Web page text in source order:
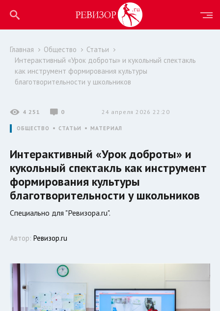
Главная Общество
Статьи
Интерактивный «Урок доброты» и кукольный спектакль
как инструмент формирования культуры
благотворительности у школьников
4 251 0 24 апреля 2026 22:20
ОБЩЕСТВО СТАТЬИ МАТЕРИАЛ
Интерактивный «Урок доброты» и
кукольный спектакль как инструмент
формирования культуры
благотворительности у школьников
Специально для "Ревизора.ru".
Автор: Ревизор.ru